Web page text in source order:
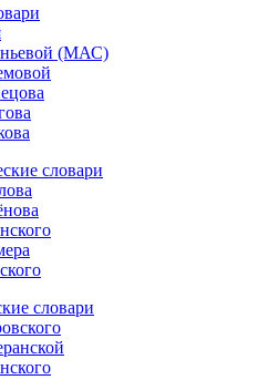
(МАС)
словари
словари